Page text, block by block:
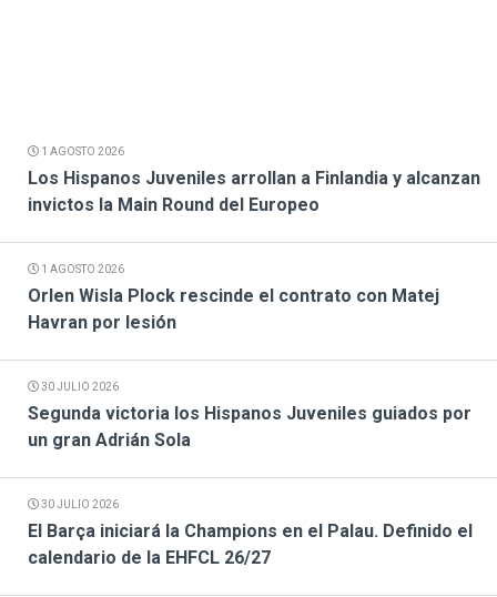
1 AGOSTO 2026
Los Hispanos Juveniles arrollan a Finlandia y alcanzan
invictos la Main Round del Europeo
1 AGOSTO 2026
Orlen Wisla Plock rescinde el contrato con Matej
Havran por lesión
30 JULIO 2026
Segunda victoria los Hispanos Juveniles guiados por
un gran Adrián Sola
30 JULIO 2026
El Barça iniciará la Champions en el Palau. Definido el
calendario de la EHFCL 26/27